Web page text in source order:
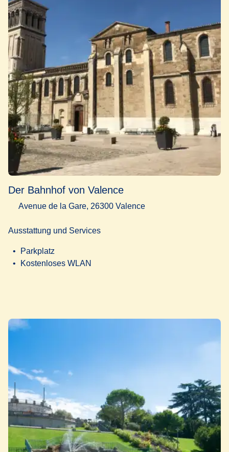
Der Bahnhof von Valence
Avenue de la Gare, 26300 Valence
Ausstattung und Services
Parkplatz
Kostenloses WLAN